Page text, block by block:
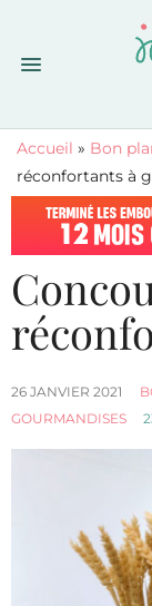
Accueil » Bon
réconfortants à
26 JANVIER 2021
GOURMANDISES